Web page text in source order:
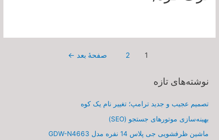
1
2 صفحهٔ بعد ←
نوشته‌های تازه
تصمیم عجیب و جدید ترامپ؛ تغییر نام یک کوه
بهینه‌سازی موتورهای جستجو (SEO)
ماشین ظرفشویی جی پلاس 14 نفره مدل GDW-N4663